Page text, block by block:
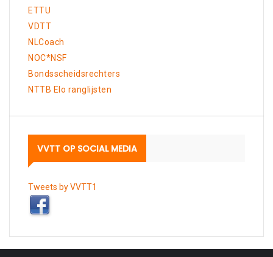
ETTU
VDTT
NLCoach
NOC*NSF
Bondsscheidsrechters
NTTB Elo ranglijsten
VVTT OP SOCIAL MEDIA
Tweets by VVTT1